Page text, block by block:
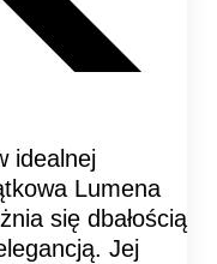
idealnej
Lumena
się dbałością
Jej